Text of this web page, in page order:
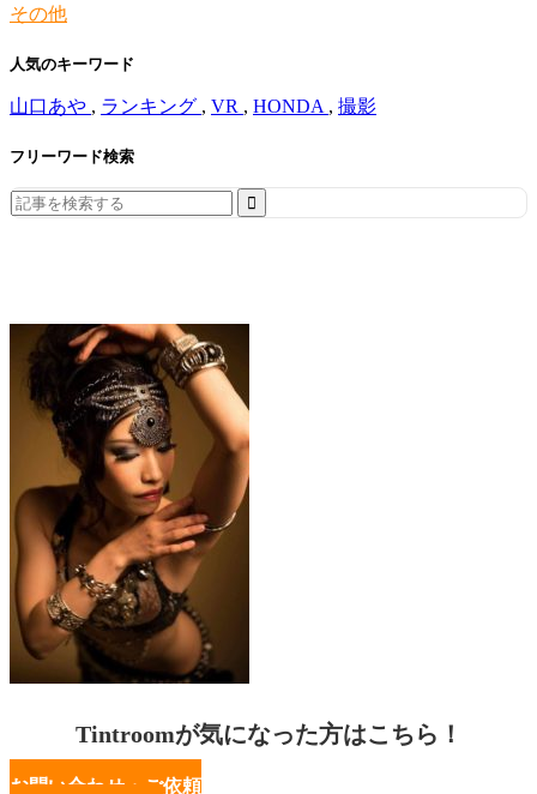
その他
人気のキーワード
山口あや , ランキング , VR , HONDA , 撮影
フリーワード検索
Search
for:
Tintroomが気になった方はこちら！
お問い合わせ・ご依頼